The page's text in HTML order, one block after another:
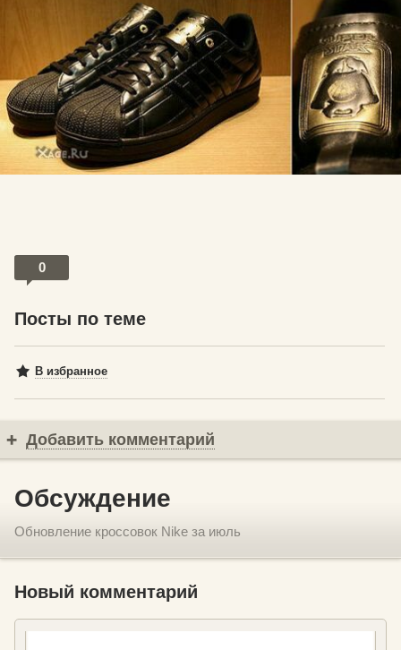
0
Посты по теме
В избранное
Добавить комментарий
Обсуждение
Обновление кроссовок Nike за июль
Новый комментарий